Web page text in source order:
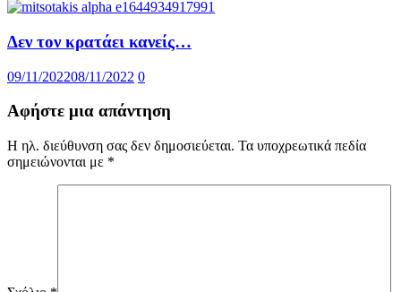
Δεν τον κρατάει κανείς…
09/11/202208/11/2022 0
Αφήστε μια απάντηση
Η ηλ. διεύθυνση σας δεν δημοσιεύεται. Τα υποχρεωτικά πεδία
σημειώνονται με *